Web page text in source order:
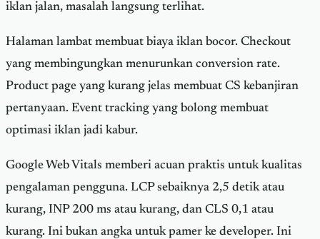
iklan jalan, masalah langsung terlihat.
Halaman lambat membuat biaya iklan bocor. Checkout
yang membingungkan menurunkan conversion rate.
Product page yang kurang jelas membuat CS kebanjiran
pertanyaan. Event tracking yang bolong membuat
optimasi iklan jadi kabur.
Google Web Vitals memberi acuan praktis untuk kualitas
pengalaman pengguna. LCP sebaiknya 2,5 detik atau
kurang, INP 200 ms atau kurang, dan CLS 0,1 atau
kurang. Ini bukan angka untuk pamer ke developer. Ini